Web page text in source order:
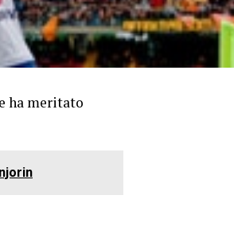
ha meritato